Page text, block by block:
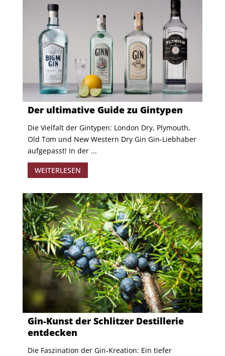
Der ultimative Guide zu Gintypen
Die Vielfalt der Gintypen: London Dry, Plymouth,
Old Tom und New Western Dry Gin Gin-Liebhaber
aufgepasst! In der ...
WEITERLESEN
Gin-Kunst der Schlitzer Destillerie
entdecken
Die Faszination der Gin-Kreation: Ein tiefer